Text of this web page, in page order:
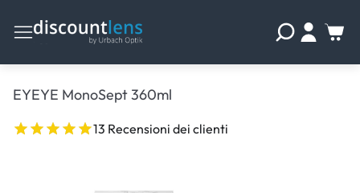
EYEYE MonoSept 360ml
13 Recensioni dei clienti